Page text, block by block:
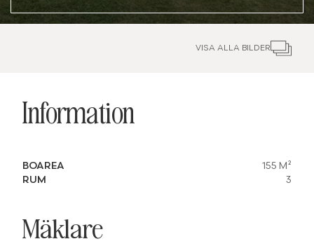
VISA ALLA BILDER
Information
BOAREA
155 M²
RUM
3
Mäklare